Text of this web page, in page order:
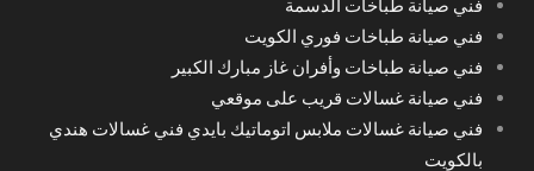
فني صيانة طباخات الدسمة
فني صيانة طباخات فوري الكويت
فني صيانة طباخات وأفران غاز مبارك الكبير
فني صيانة غسالات قريب على موقعي
فني صيانة غسالات ملابس اتوماتيك بايدي فني غسالات هندي
بالكويت